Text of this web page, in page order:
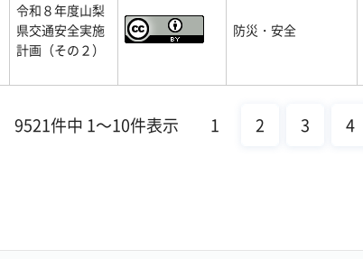
令和８年度山梨
県交通安全実施
計画（その２）
防災・安全
9521件中 1～10件表示 1 2 3 4